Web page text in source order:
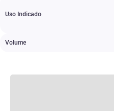
Uso Indicado
Volume